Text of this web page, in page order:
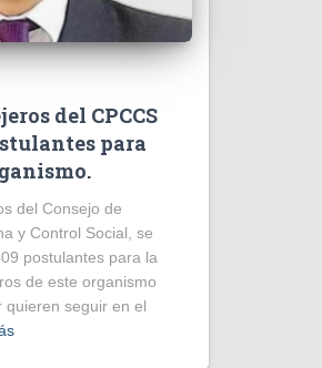
del CPCCS
para
del Consejo de
y Control Social, se
postulantes para la
de este organismo
quieren seguir en el